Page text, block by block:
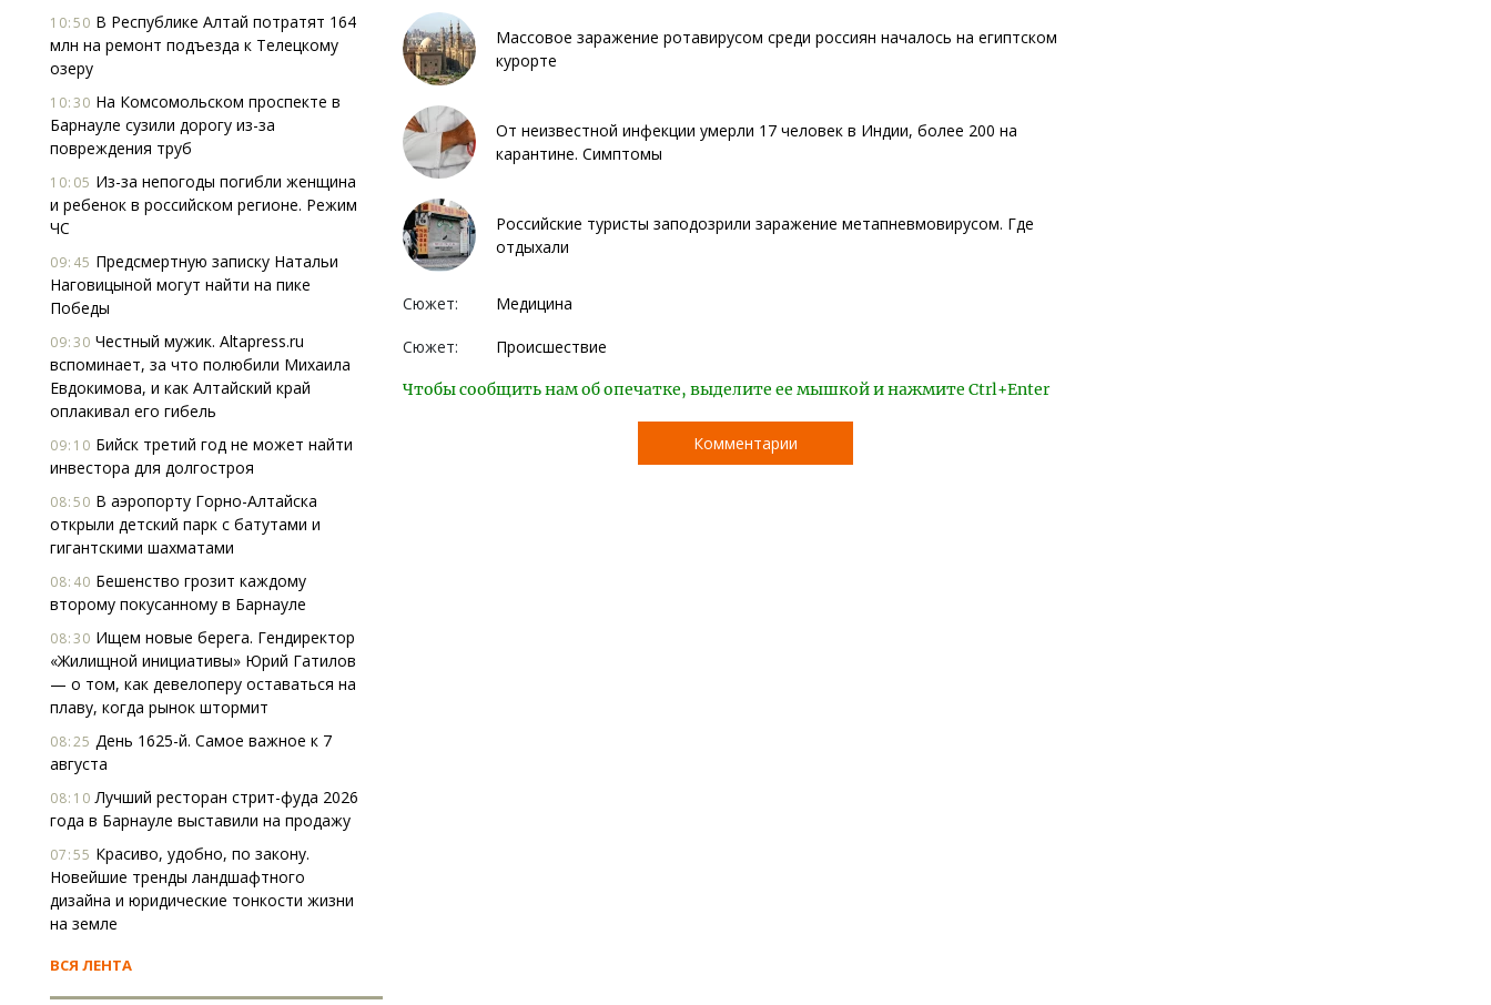
10:50 В Республике Алтай потратят 164
млн на ремонт подъезда к Телецкому
озеру
10:30 На Комсомольском проспекте в
Барнауле сузили дорогу из-за
повреждения труб
10:05 Из-за непогоды погибли женщина
и ребенок в российском регионе. Режим
ЧС
09:45 Предсмертную записку Натальи
Наговицыной могут найти на пике
Победы
09:30 Честный мужик. Altapress.ru
вспоминает, за что полюбили Михаила
Евдокимова, и как Алтайский край
оплакивал его гибель
09:10 Бийск третий год не может найти
инвестора для долгостроя
08:50 В аэропорту Горно-Алтайска
открыли детский парк с батутами и
гигантскими шахматами
08:40 Бешенство грозит каждому
второму покусанному в Барнауле
08:30 Ищем новые берега. Гендиректор
«Жилищной инициативы» Юрий Гатилов
— о том, как девелоперу оставаться на
плаву, когда рынок штормит
08:25 День 1625-й. Самое важное к 7
августа
08:10 Лучший ресторан стрит-фуда 2026
года в Барнауле выставили на продажу
07:55 Красиво, удобно, по закону.
Новейшие тренды ландшафтного
дизайна и юридические тонкости жизни
на земле
ВСЯ ЛЕНТА
Массовое заражение ротавирусом среди россиян началось на египтском
курорте
От неизвестной инфекции умерли 17 человек в Индии, более 200 на
карантине. Симптомы
Российские туристы заподозрили заражение метапневмовирусом. Где
отдыхали
Сюжет: Медицина
Сюжет: Происшествие
Чтобы сообщить нам об опечатке, выделите ее мышкой и нажмите Ctrl+Enter
Комментарии